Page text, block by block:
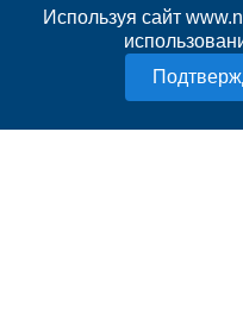
Используя сайт
Нашли ошибку?
Политика конфиденциальности